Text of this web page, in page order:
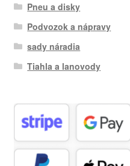
Pneu a disky
Podvozok a nápravy
sady náradia
Tiahla a lanovody